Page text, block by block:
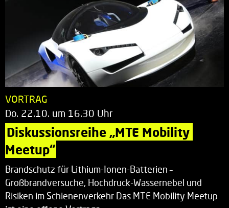
VORTRAG
Do. 22.10. um 16.30 Uhr
Diskussionsreihe „MTE Mobility
Meetup“
Brandschutz für Lithium-Ionen-Batterien –
Großbrandversuche, Hochdruck-Wassernebel und
Risiken im Schienenverkehr Das MTE Mobility Meetup